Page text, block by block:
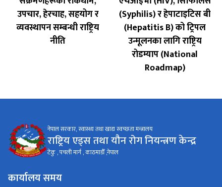
उपचार, हेरचाह, सहयोग र
व्यवस्थापन सम्बन्धी राष्ट्रिय
नीति
(Syphilis) र हेपाटाइटिस बी
(Hepatitis B) को ट्रिपल
उन्मूलनका लागि राष्ट्रिय
रोडम्याप (National
Roadmap)
नेपाल सरकार, स्वास्थ्य तथा खाद्य स्वच्छता मन्त्रालय
राष्ट्रिय एड्स तथा यौन रोग नियन्त्रण केन्द्र
टेकु , पचली मार्ग , काठमाडौँ ,नेपाल
कार्यालय समय